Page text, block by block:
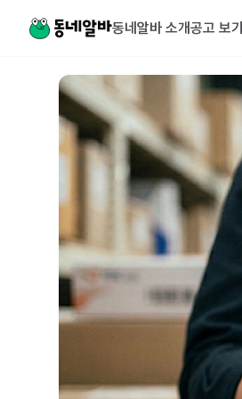
동네알바 소개공고 보